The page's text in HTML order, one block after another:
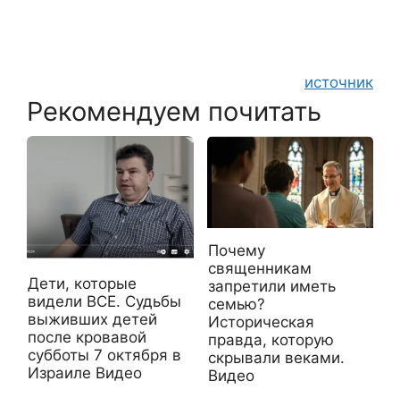
источник
Рекомендуем почитать
Дети, которые
видели ВСЕ. Судьбы
выживших детей
после кровавой
субботы 7 октября в
Израиле Видео
Почему
священникам
запретили иметь
семью?
Историческая
правда, которую
скрывали веками.
Видео